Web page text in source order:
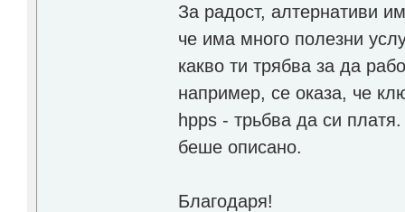
За радост, алтернативи
че има много полезни
какво ти трябва за да
например, се оказа, че
hpps - трьбва да си
беше описано.
Благодаря!